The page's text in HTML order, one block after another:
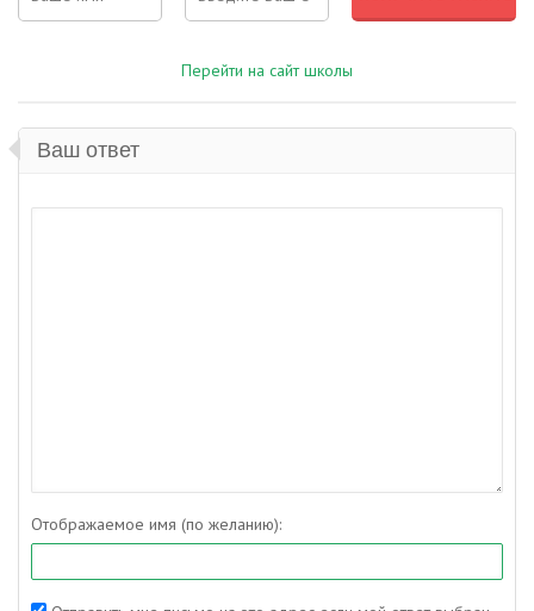
Перейти на сайт школы
Ваш ответ
Отображаемое имя (по желанию):